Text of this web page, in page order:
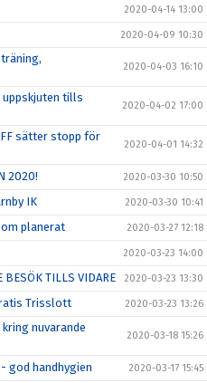
2020-04-14 13:00
2020-04-09 10:30
2020-04-03 16:10
uppskjuten tills
2020-04-02 17:00
sätter stopp för
2020-04-01 14:32
2020! 2020-03-30 10:50
IK 2020-03-30 10:41
planerat 2020-03-27 12:18
2020-03-23 14:00
BESÖK TILLS VIDARE 2020-03-23 13:30
Trisslott 2020-03-23 13:26
nuvarande
2020-03-18 15:26
god handhygien 2020-03-17 15:45